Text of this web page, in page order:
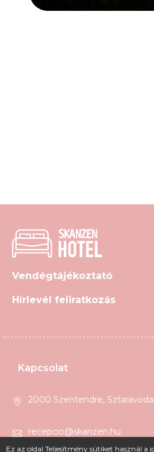
Ez az oldal Teljesítmény sütiket használ a
Vendégtájékoztató
Hírlevél feliratkozás
Kapcsolat
2000 Szentendre,
recepcio@skanzen.hu